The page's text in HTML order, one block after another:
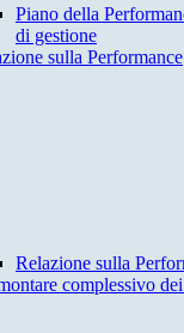
Piano della
di gestione
sulla Performance
Relazione sulla
complessivo